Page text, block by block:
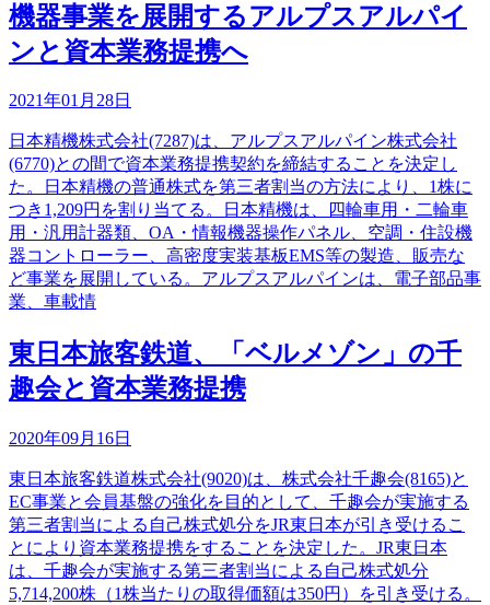
機器事業を展開するアルプスアルパイ
ンと資本業務提携へ
2021年01月28日
日本精機株式会社(7287)は、アルプスアルパイン株式会社
(6770)との間で資本業務提携契約を締結することを決定し
た。日本精機の普通株式を第三者割当の方法により、1株に
つき1,209円を割り当てる。日本精機は、四輪車用・二輪車
用・汎用計器類、OA・情報機器操作パネル、空調・住設機
器コントローラー、高密度実装基板EMS等の製造、販売な
ど事業を展開している。アルプスアルパインは、電子部品事
業、車載情
東日本旅客鉄道、「ベルメゾン」の千
趣会と資本業務提携
2020年09月16日
東日本旅客鉄道株式会社(9020)は、株式会社千趣会(8165)と
EC事業と会員基盤の強化を目的として、千趣会が実施する
第三者割当による自己株式処分をJR東日本が引き受けるこ
とにより資本業務提携をすることを決定した。JR東日本
は、千趣会が実施する第三者割当による自己株式処分
5,714,200株（1株当たりの取得価額は350円）を引き受ける。